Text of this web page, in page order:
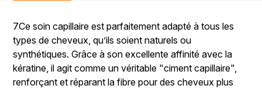
7Ce soin capillaire est parfaitement adapté à tous les
types de cheveux, qu’ils soient naturels ou
synthétiques. Grâce à son excellente affinité avec la
kératine, il agit comme un véritable "ciment capillaire",
renforçant et réparant la fibre pour des cheveux plus